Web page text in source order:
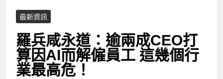
最新資訊
羅兵咸永道：逾兩成CEO打
算因AI而解僱員工 這幾個行
業最高危！